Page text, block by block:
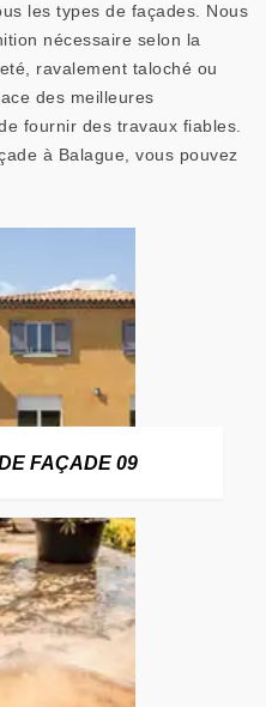
les types de façades. Nous
nécessaire selon la
ravalement taloché ou
des meilleures
fournir des travaux fiables.
à Balague, vous pouvez
FAÇADE 09